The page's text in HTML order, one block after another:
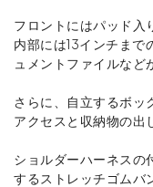
フロントにはパッド入
内部には13インチまで
ュメントファイルなど
さらに、自立するボッ
アクセスと収納物の出
ショルダーハーネスの
するストレッチゴムバ